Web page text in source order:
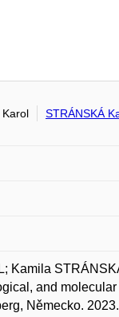
Karol
STRÁNSKÁ
Kamila
and
Německo. 2023.